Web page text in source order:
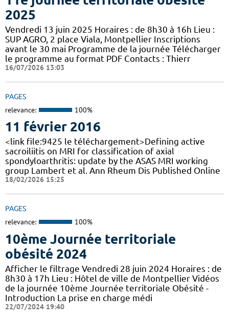
2025
Vendredi 13 juin 2025 Horaires : de 8h30 à 16h Lieu :
SUP AGRO, 2 place Viala, Montpellier Inscriptions
avant le 30 mai Programme de la journée Télécharger
le programme au format PDF Contacts : Thierr
16/07/2026 13:03
PAGES
relevance: 100%
11 février 2016
<link file:9425 le téléchargement>Defining active
sacroiliitis on MRI for classification of axial
spondyloarthritis: update by the ASAS MRI working
group Lambert et al. Ann Rheum Dis Published Online
18/02/2026 15:25
PAGES
relevance: 100%
10ème Journée territoriale
obésité 2024
Afficher le filtrage Vendredi 28 juin 2024 Horaires : de
8h30 à 17h Lieu : Hôtel de ville de Montpellier Vidéos
de la journée 10ème Journée territoriale Obésité -
Introduction La prise en charge médi
22/07/2024 19:40